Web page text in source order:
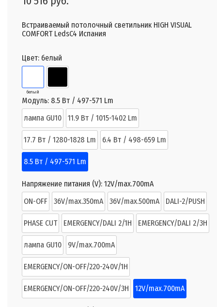
Встраиваемый потолочный светильник HIGH VISUAL
COMFORT LedsC4 Испания
Цвет: белый
белый
Модуль: 8.5 Вт / 497-571 Lm
лампа GU10
11.9 Вт / 1015-1402 Lm
17.7 Вт / 1280-1828 Lm 6.4 Вт / 498-659 Lm
8.5 Вт / 497-571 Lm
Напряжение питания (V): 12V/max.700mA
ON-OFF
36V/max.350mA 36V/max.500mA DALI-2/PUSH
PHASE CUT EMERGENCY/DALI 2/1H EMERGENCY/DALI 2/3H
лампа GU10 9V/max.700mA
EMERGENCY/ON-OFF/220-240V/1H
EMERGENCY/ON-OFF/220-240V/3H 12V/max.700mA